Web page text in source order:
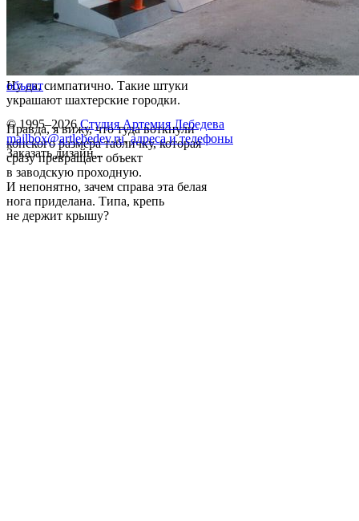
Ну да, симпатично. Такие штуки
украшают шахтерские городки.
Правда, я вижу, что туда воткнули
конского размера табличку, которая
сразу превращает объект
в заводскую проходную.
И непонятно, зачем справа эта белая
нога приделана. Типа, крепь
не держит крышу?
объект
© 1995–2026 Студия Артемия Лебедева
mailbox@artlebedev.ru, адреса и телефоны
Заказать дизайн...